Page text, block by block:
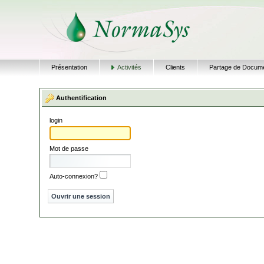
Présentation Activités Clients Partage de
Authentification
login
Mot de passe
Auto-connexion?